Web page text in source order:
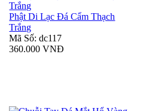
Phật Di Lạc Đá Cẩm Thạch
Trắng
Mã Số: dc117
360.000 VNĐ